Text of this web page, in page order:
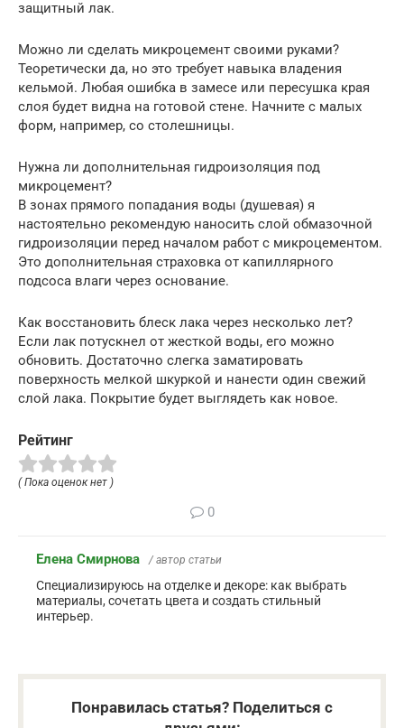
защитный лак.
Можно ли сделать микроцемент своими руками?
Теоретически да, но это требует навыка владения
кельмой. Любая ошибка в замесе или пересушка края
слоя будет видна на готовой стене. Начните с малых
форм, например, со столешницы.
Нужна ли дополнительная гидроизоляция под
микроцемент?
В зонах прямого попадания воды (душевая) я
настоятельно рекомендую наносить слой обмазочной
гидроизоляции перед началом работ с микроцементом.
Это дополнительная страховка от капиллярного
подсоса влаги через основание.
Как восстановить блеск лака через несколько лет?
Если лак потускнел от жесткой воды, его можно
обновить. Достаточно слегка заматировать
поверхность мелкой шкуркой и нанести один свежий
слой лака. Покрытие будет выглядеть как новое.
Рейтинг
( Пока оценок нет )
0
Елена Смирнова / автор статьи
Специализируюсь на отделке и декоре: как выбрать
материалы, сочетать цвета и создать стильный
интерьер.
Понравилась статья? Поделиться с